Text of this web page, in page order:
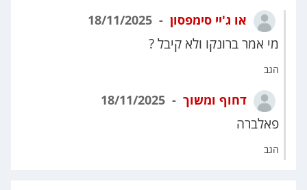
או ג'יי סימפסון
מי אמר ברונקו ולא קיבל ?
הגב
דחוף ומשוך
פאלברה
הגב